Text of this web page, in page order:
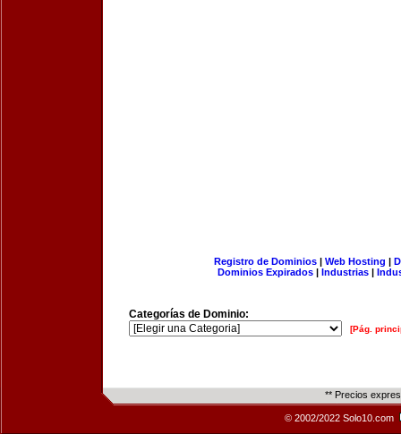
Registro de Dominios| Web Hosting |
Dominios Expirados | Industrias |
Categorías de Dominio:
[Pág.
** Precios
© 2002/2022 Solo10.com